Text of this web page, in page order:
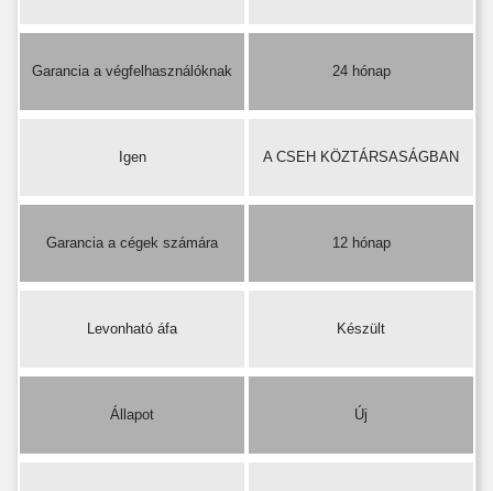
Garancia a végfelhasználóknak 24 hónap
Igen A CSEH KÖZTÁRSASÁGBAN
Garancia a cégek számára 12 hónap
Levonható áfa Készült
Állapot Új